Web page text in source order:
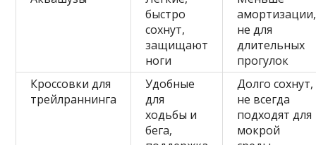
быстро
сохнут,
защищают
ноги
амортизации,
не для
длительных
прогулок
Кроссовки для
трейлраннинга
Удобные
для
ходьбы и
бега,
Долго сохнут,
не всегда
подходят для
мокрой